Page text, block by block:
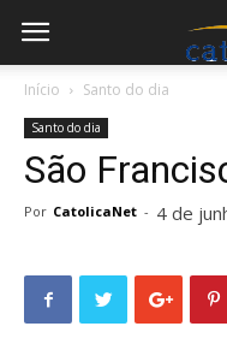
Início Santo do dia
Santo do dia
São
Por CatolicaNet - 4 de